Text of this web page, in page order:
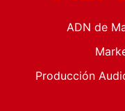
ADN de
Producción